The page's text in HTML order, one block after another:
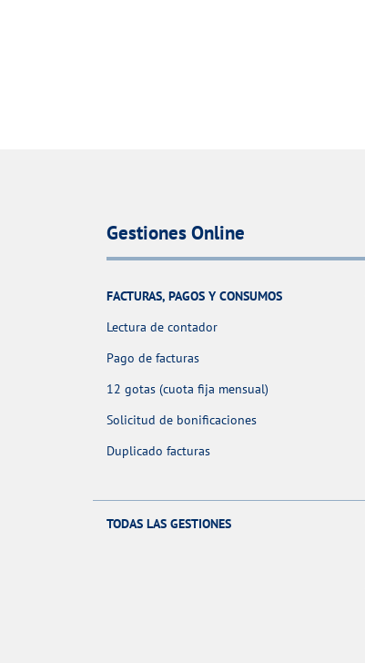
Gestiones Online
FACTURAS, PAGOS Y CONSUMOS
Lectura de contador
Pago de facturas
12 gotas (cuota fija mensual)
Solicitud de bonificaciones
Duplicado facturas
TODAS LAS GESTIONES